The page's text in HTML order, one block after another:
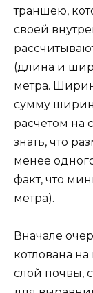
траншею,
своей
(длина и
метра.
сумму
расчетом на
знать, что
менее
факт, что
метра).
Вначале
котлована
слой почвы,